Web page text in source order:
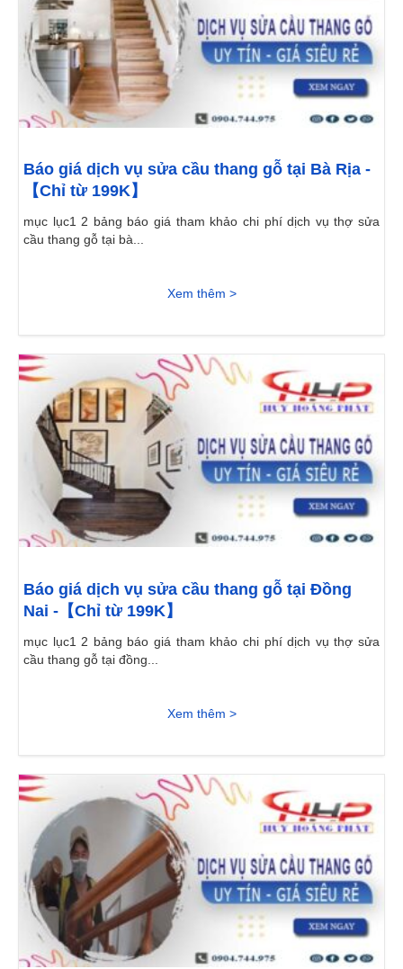
Báo giá dịch vụ sửa cầu thang gỗ tại Bà Rịa -
【Chỉ từ 199K】
mục lục1 2 bảng báo giá tham khảo chi phí dịch vụ thợ sửa
cầu thang gỗ tại bà...
Xem thêm >
Báo giá dịch vụ sửa cầu thang gỗ tại Đồng
Nai -【Chỉ từ 199K】
mục lục1 2 bảng báo giá tham khảo chi phí dịch vụ thợ sửa
cầu thang gỗ tại đồng...
Xem thêm >